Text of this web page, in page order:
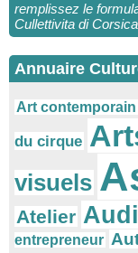
remplissez le
Cullettivita di Corsica
Annuaire
Art contemporain
du cirque
visuels
Atelier
entrepreneur